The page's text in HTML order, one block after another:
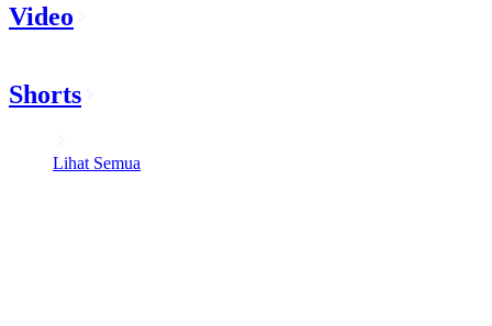
Video
Shorts
Lihat Semua